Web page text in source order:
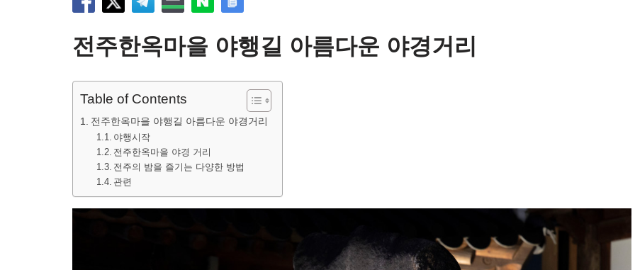
전주한옥마을 야행길 아름다운 야경거리
Table of Contents
전주한옥마을 야행길 아름다운 야경거리
야행시작
전주한옥마을 야경 거리
전주의 밤을 즐기는 다양한 방법
관련